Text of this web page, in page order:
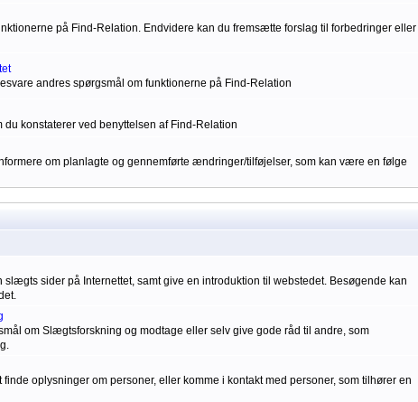
på Find-Relation. Endvidere kan du fremsætte forslag til forbedringer eller
andres spørgsmål om funktionerne på Find-Relation
du konstaterer ved benyttelsen af Find-Relation
om planlagte og gennemførte ændringer/tilføjelser, som kan være en følge
slægts sider på Internettet, samt give en introduktion til webstedet. Besøgende kan
om Slægtsforskning og modtage eller selv give gode råd til andre, som
oplysninger om personer, eller komme i kontakt med personer, som tilhører en